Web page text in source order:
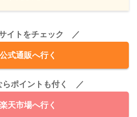
イトをチェック ／
公式通販へ行く
ポイントも付く ／
楽天市場へ行く